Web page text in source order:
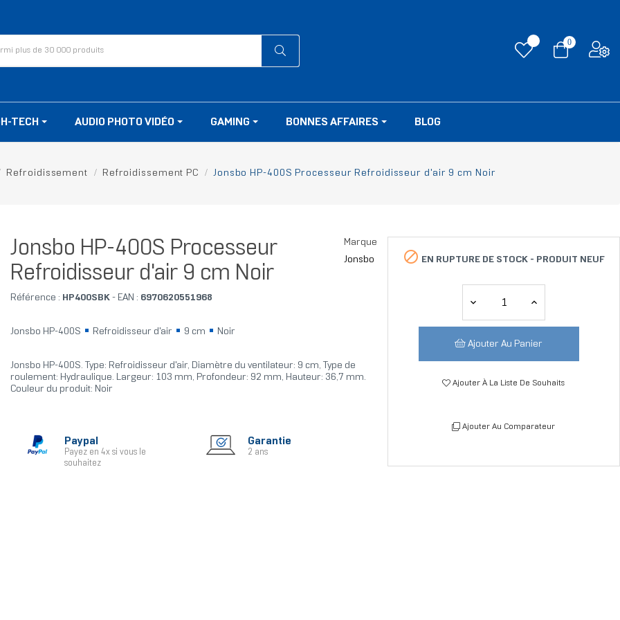
0
TECH AUDIO PHOTO VIDÉO GAMING BONNES AFFAIRES BLOG
Refroidissement Refroidissement PC Jonsbo HP-400S Processeur Refroidisseur d'air 9 cm Noir
Jonsbo HP-400S Processeur
Refroidisseur d'air 9 cm Noir
Référence : HP400SBK- EAN : 6970620551968
Marque
Jonsbo
Jonsbo HP-400S Refroidisseur d'air 9 cm Noir
Jonsbo HP-400S. Type: Refroidisseur d'air, Diamètre du ventilateur: 9 cm, Type de
roulement: Hydraulique. Largeur: 103 mm, Profondeur: 92 mm, Hauteur: 36,7 mm.
Couleur du produit: Noir
Paypal
Payez en 4x si vous le
souhaitez
Garantie
2 ans
 EN RUPTURE DE STOCK - PRODUIT NEUF
Ajouter Au Panier
Ajouter À La Liste De Souhaits
Ajouter Au Comparateur